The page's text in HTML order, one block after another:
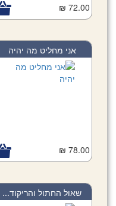
72.00 ₪
אני מחליט מה יהיה
78.00 ₪
שאול החתול והריקוד...